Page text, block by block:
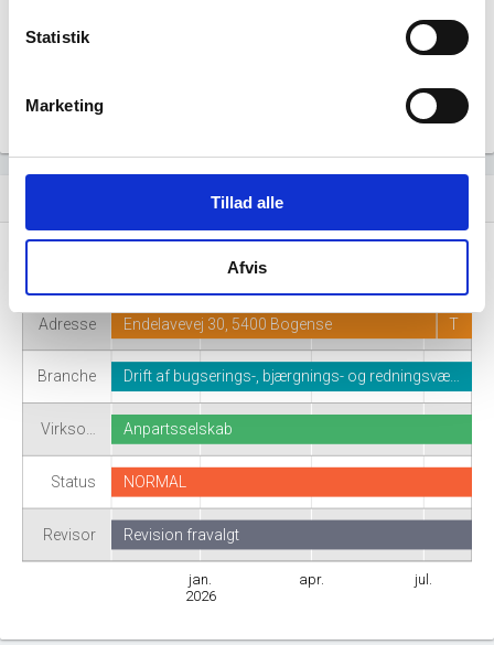
Statistik
Marketing
Tillad alle
Afvis
Virksomhedshistorik
Adresse
Branche
Virkso…
Status
Revisor
jan.
2026
apr. jul.
dansk dykkerfirma ApS
Endelavevej 30, 5400 Bogense T
Drift af bugserings-, bjærgnings- og redningsvæ…
Anpartsselskab
NORMAL
Revision fravalgt